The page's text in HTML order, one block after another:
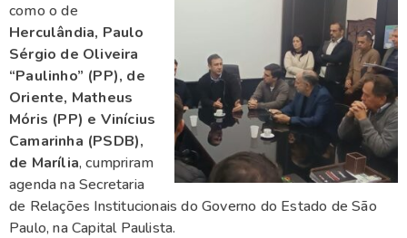
como o de
Herculândia, Paulo
Sérgio de Oliveira
“Paulinho” (PP), de
Oriente, Matheus
Móris (PP) e Vinícius
Camarinha (PSDB),
de Marília, cumpriram
agenda na Secretaria
de Relações Institucionais do Governo do Estado de São
Paulo, na Capital Paulista.